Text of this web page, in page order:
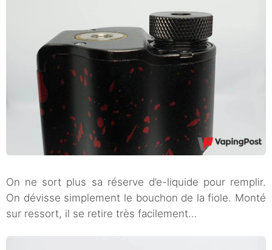
On ne sort plus sa réserve d’e-liquide pour remplir.
On dévisse simplement le bouchon de la fiole. Monté
sur ressort, il se retire très facilement…